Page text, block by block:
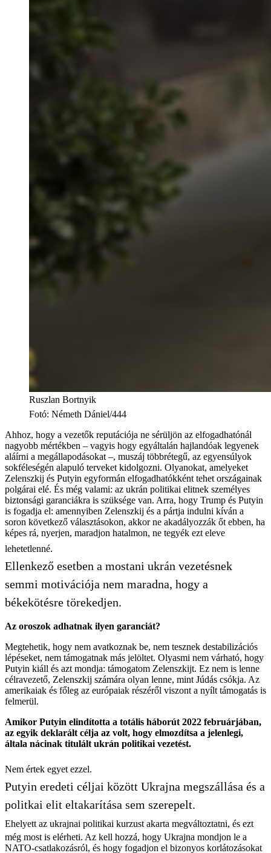
Ruszlan Bortnyik
Fotó: Németh Dániel/444
Ahhoz, hogy a vezetők reputációja ne sérüljön az elfogadhatónál
nagyobb mértékben – vagyis hogy egyáltalán hajlandóak legyenek
aláírni a megállapodásokat –, muszáj többrétegű, az egyensúlyok
sokféleségén alapuló terveket kidolgozni. Olyanokat, amelyeket
Zelenszkij és Putyin egyformán elfogadhatókként tehet országainak
polgárai elé. És még valami: az ukrán politikai elitnek személyes
biztonsági garanciákra is szüksége van. Arra, hogy Trump és Putyin
is fogadja el: amennyiben Zelenszkij és a pártja indulni kíván a
soron következő választásokon, akkor ne akadályozzák őt ebben, ha
képes rá, nyerjen, maradjon hatalmon, ne tegyék ezt eleve
lehetetlenné.
Ellenkező esetben a mostani ukrán vezetésnek
semmi motivációja nem maradna, hogy a
békekötésre törekedjen.
Az oroszok adhatnak ilyen garanciát?
Megtehetik, hogy nem avatkoznak be, nem tesznek destabilizációs
lépéseket, nem támogatnak más jelöltet. Olyasmi nem várható, hogy
Putyin kiáll és azt mondja: támogatom Zelenszkijt. Ez nem is lenne
célravezető, Zelenszkij számára olyan lenne, mint Júdás csókja. Az
amerikaiak és főleg az európaiak részéről viszont a nyílt támogatás is
felmerül.
Amikor Putyin elindította a totális háborút 2022 februárjában,
az egyik deklarált célja az volt, hogy elmozdítsa a jelenlegi,
általa nácinak titulált ukrán politikai vezetést.
Nem értek egyet ezzel.
Putyin eredeti céljai között Ukrajna megszállása és a
politkai elit eltakarítása sem szerepelt.
Ehelyett az ukrajnai politikai kurzust akarta megváltoztatni, és ezt
még most is elérheti. Az kell hozzá, hogy Ukrajna mondjon le a
NATO-csatlakozásról, és hogy fogadjon el bizonyos korlátozásokat